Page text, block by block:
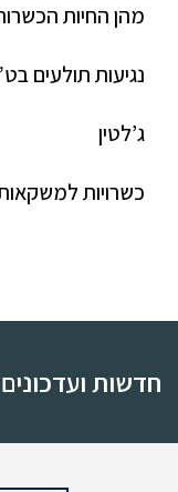
מהן החיות
נגיעות תולעים
ג’לטין
כשרויות
חדשות